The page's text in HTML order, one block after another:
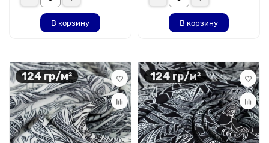
В корзину В корзину
124 гр/м² 124 гр/м²